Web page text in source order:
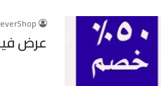
عرض